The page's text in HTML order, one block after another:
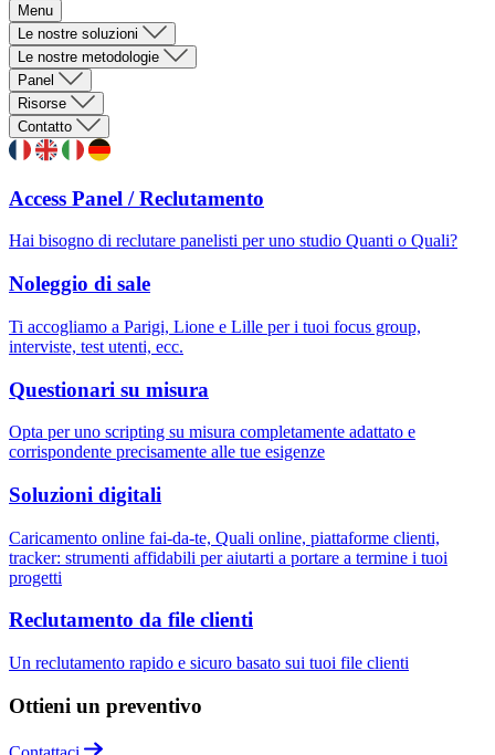
Menu
Le nostre soluzioni
Le nostre metodologie
Panel
Risorse
Contatto
Access Panel / Reclutamento
Hai bisogno di reclutare panelisti per uno studio Quanti o Quali?
Noleggio di sale
Ti accogliamo a Parigi, Lione e Lille per i tuoi focus group,
interviste, test utenti, ecc.
Questionari su misura
Opta per uno scripting su misura completamente adattato e
corrispondente precisamente alle tue esigenze
Soluzioni digitali
Caricamento online fai-da-te, Quali online, piattaforme clienti,
tracker: strumenti affidabili per aiutarti a portare a termine i tuoi
progetti
Reclutamento da file clienti
Un reclutamento rapido e sicuro basato sui tuoi file clienti
Ottieni un preventivo